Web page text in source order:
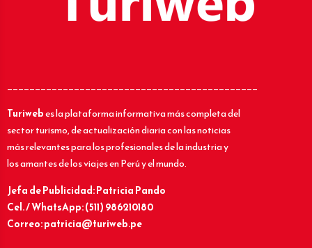
_____________________________________________
Turiwebes la plataforma informativa más completa del
sector turismo, de actualización diaria con las noticias
más relevantes para los profesionales de la industria y
los amantes de los viajes en Perú y el mundo.
Jefa de Publicidad: Patricia Pando
Cel. / WhatsApp: (511) 986210180
Correo: patricia@turiweb.pe